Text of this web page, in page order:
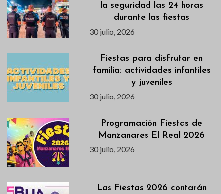
la seguridad las 24 horas
durante las fiestas
30 julio, 2026
Fiestas para disfrutar en
familia: actividades infantiles
y juveniles
30 julio, 2026
Programación Fiestas de
Manzanares El Real 2026
30 julio, 2026
Las Fiestas 2026 contarán